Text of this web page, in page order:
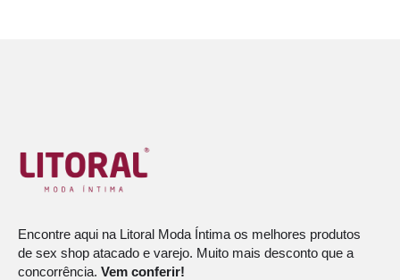
Encontre aqui na Litoral Moda Íntima os melhores produtos
de sex shop atacado e varejo. Muito mais desconto que a
concorrência. Vem conferir!